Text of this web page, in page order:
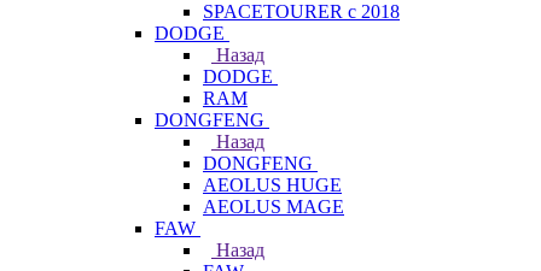
SPACETOURER с 2018
DODGE
Назад
DODGE
RAM
DONGFENG
Назад
DONGFENG
AEOLUS HUGE
AEOLUS MAGE
FAW
Назад